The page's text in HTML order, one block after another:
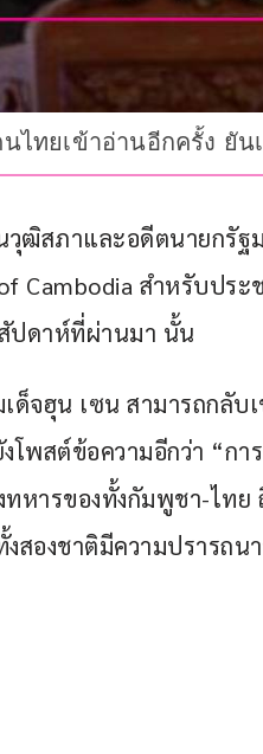
ไทยเข้าอ่านอีกครั้ง ยัน
ฒิสภาและอดีตนายกรั
Cambodia สำหรับประ
ปดาห์ที่ผ่านมา นั้น
จฮุน เซน สามารถกลับ
พสต์ข้อความอีกว่า “ก
หารของทั้งกัมพูชา-ไทย
งสองชาติมีความปรารถ